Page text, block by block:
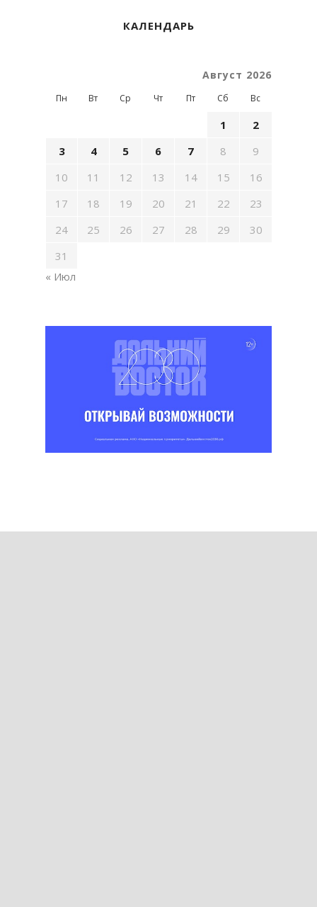
КАЛЕНДАРЬ
Август 2026
Пн Вт Ср Чт Пт Сб Вс
1
2
3
4 5 6 7 8
9
10
11 12 13 14 15
16
17
18 19 20 21 22
23
24
25 26 27 28 29
30
31
« Июл